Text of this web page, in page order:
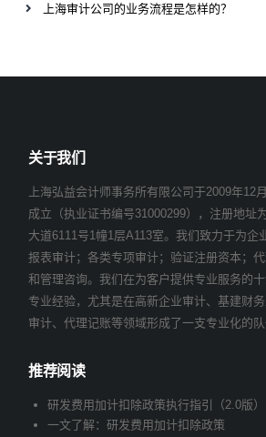
上海审计公司的业务流程是怎样的？
关于我们
上海弘益会计师事务所有限公司于2009年12
成立（执业证书编号31000299），注册地址
大道6111号1幢1层A113室。我们致力于为企
报表审计；各类专项审计；验证注册资本；
和管理咨询。我们在为客户提供专业服务的
专业经验，尤其是在高新企业审计、基建财
审计、代理记账等领域形成了一支专业化的队
推荐阅读
研发费用加计扣除政策执行指引（2.0版）
一文了解：研发费用加计扣除政策